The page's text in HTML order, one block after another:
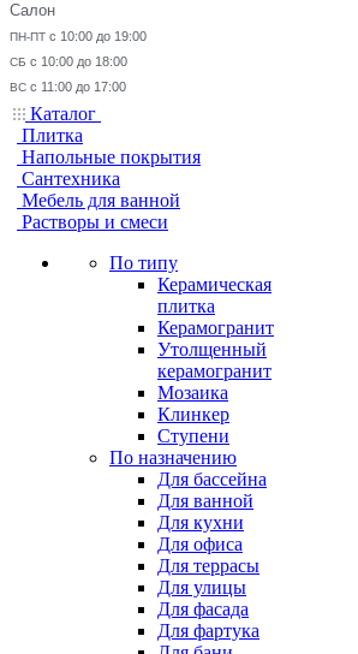
Салон
ПН-ПТ с 10:00 до 19:00
СБ с 10:00 до 18:00
ВС с 11:00 до 17:00
Каталог
Плитка
Напольные покрытия
Сантехника
Мебель для ванной
Растворы и смеси
По типу
Керамическая
плитка
Керамогранит
Утолщенный
керамогранит
Мозаика
Клинкер
Ступени
По назначению
Для бассейна
Для ванной
Для кухни
Для офиса
Для террасы
Для улицы
Для фасада
Для фартука